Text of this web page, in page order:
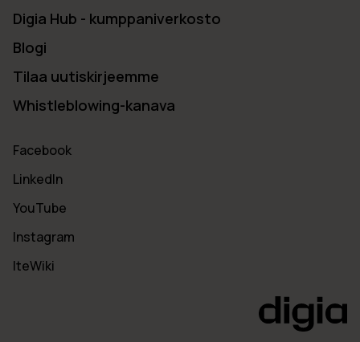
Digia Hub - kumppaniverkosto
Blogi
Tilaa uutiskirjeemme
Whistleblowing-kanava
Facebook
LinkedIn
YouTube
Instagram
IteWiki